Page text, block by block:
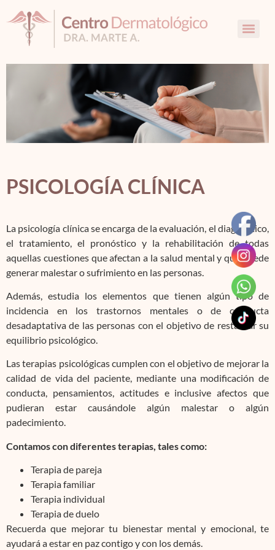
PSICOLOGÍA CLÍNICA
La psicología clínica se encarga de la evaluación, el diagnóstico,
el tratamiento, el pronóstico y la rehabilitación de todas
aquellas cuestiones que afectan a la salud mental y que puede
generar malestar o sufrimiento en las personas.
Además, estudia los elementos que tienen algún tipo de
incidencia en los trastornos mentales o de conducta
desadaptativa de las personas con el objetivo de restaurar su
equilibrio psicológico.
Las terapias psicológicas cumplen con el objetivo de mejorar la
calidad de vida del paciente, mediante una modificación de
conducta, pensamientos, actitudes e inclusive afectos que
pudieran estar causándole algún malestar o algún
padecimiento.
Contamos con diferentes terapias, tales como:
Terapia de pareja
Terapia familiar
Terapia individual
Terapia de duelo
Recuerda que mejorar tu bienestar mental y emocional, te
ayudará a estar en paz contigo y con los demás.